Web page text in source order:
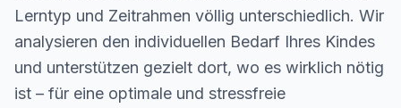
Lerntyp und Zeitrahmen völlig unterschiedlich. Wir
analysieren den individuellen Bedarf Ihres Kindes
und unterstützen gezielt dort, wo es wirklich nötig
ist – für eine optimale und stressfreie